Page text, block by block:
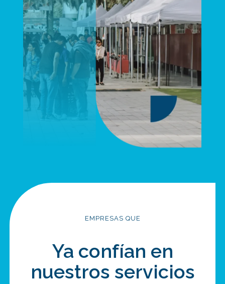
EMPRESAS QUE
Ya confían en
nuestros servicios